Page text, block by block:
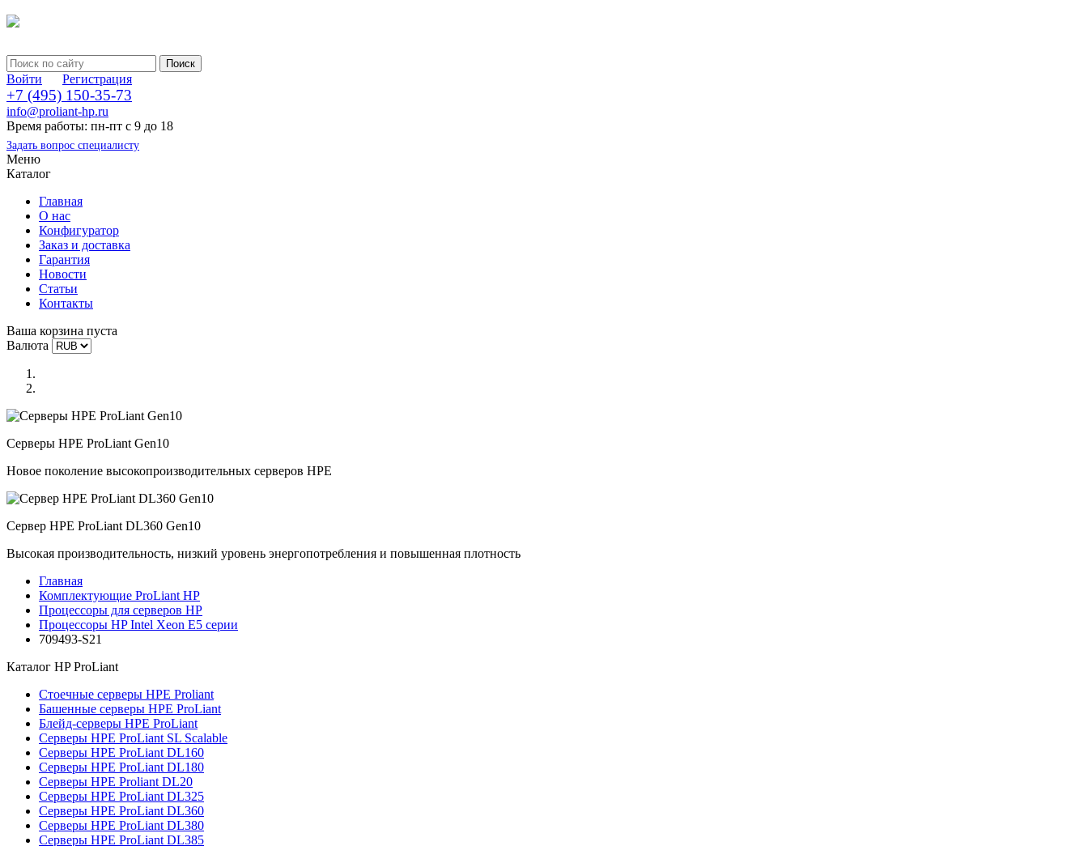
Войти Регистрация
+7 (495) 150-35-73
info@proliant-hp.ru
Время работы: пн-пт с 9 до 18
Задать вопрос специалисту
Меню
Каталог
Главная
О нас
Конфигуратор
Заказ и доставка
Гарантия
Новости
Статьи
Контакты
Ваша корзина пуста
Валюта
Серверы HPE ProLiant Gen10
Новое поколение высокопроизводительных серверов HPE
Сервер HPE ProLiant DL360 Gen10
Высокая производительность, низкий уровень энергопотребления и повышенная плотность
Главная
Комплектующие ProLiant HP
Процессоры для серверов HP
Процессоры HP Intel Xeon E5 серии
709493-S21
Каталог HP ProLiant
Стоечные серверы HPE Proliant
Башенные серверы HPE ProLiant
Блейд-серверы HPE ProLiant
Серверы HPE ProLiant SL Scalable
Серверы HPE ProLiant DL160
Серверы HPE ProLiant DL180
Серверы HPE Proliant DL20
Серверы HPE ProLiant DL325
Серверы HPE ProLiant DL360
Серверы HPE ProLiant DL380
Серверы HPE ProLiant DL385